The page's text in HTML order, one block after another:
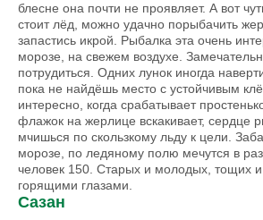
блесне она почти не проявляет. А вот
стоит лёд, можно удачно порыбачить
запастись икрой. Рыбалка эта очень
морозе, на свежем воздухе.
потрудиться. Одних лунок иногда
пока не найдёшь место с устойчивым
интересно, когда срабатывает
флажок на жерлице вскакивает, сердце
мчишься по скользкому льду к цели.
морозе, по ледяному полю мечутся в
человек 150. Старых и молодых, тощих и
горящими глазами.
Сазан